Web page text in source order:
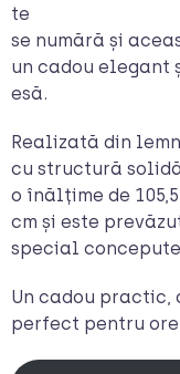
te
se numără și
un cadou elegant
esă.
Realizată din
cu structură
o înălțime de 105,5
cm și este
special
Un cadou
perfect pentru